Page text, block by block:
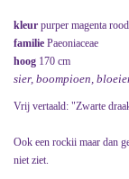
kleur purper magenta rood
familie Paeoniaceae
hoog 170 cm
sier, boompioen,
Vrij vertaald: "Zwarte
Ook een rockii maar dan
niet ziet.